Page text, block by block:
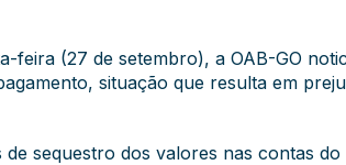
(27 de setembro), a OAB-GO
situação que resulta em
sequestro dos valores nas contas